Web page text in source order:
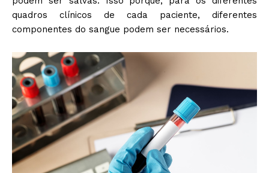
quadros clínicos de cada paciente, diferentes
componentes do sangue podem ser necessários.